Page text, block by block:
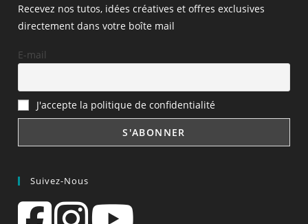
Recevez nos tutos, idées créatives et offres exclusives
directement dans votre boîte mail
E-mail
J'accepte la politique de confidentialité
Suivez-Nous